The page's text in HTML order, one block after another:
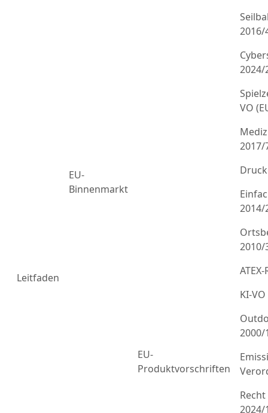
Leitfaden
EU-
Binnenmarkt
EU-
Produktvorschriften
2016/
2024/
VO
2017/
2014/
2010/
KI-
2000/
2024/